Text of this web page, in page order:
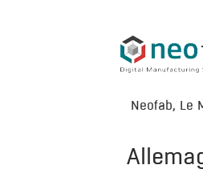
Neofab, Le